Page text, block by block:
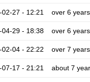
02-27 - 12:21 over 6 years
04-29 - 18:38 over 6 years
02-04 - 22:22 over 7 years
07-17 - 21:21 about 7